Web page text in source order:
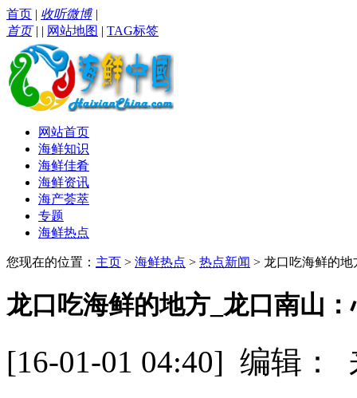
首页 | 收听微博|
首页| | 网站地图 | TAG标签
网站首页
海鲜知识
海鲜佳肴
海鲜资讯
海产荟萃
专题
海鲜热点
您现在的位置： 主页 > 海鲜热点 > 热点新闻 > 龙口吃海鲜的
龙口吃海鲜的地方_龙口南山
[16-01-01 04:40] 编辑